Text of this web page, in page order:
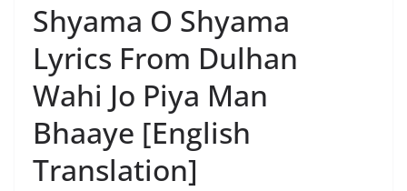
Shyama O Shyama
Lyrics From Dulhan
Wahi Jo Piya Man
Bhaaye [English
Translation]